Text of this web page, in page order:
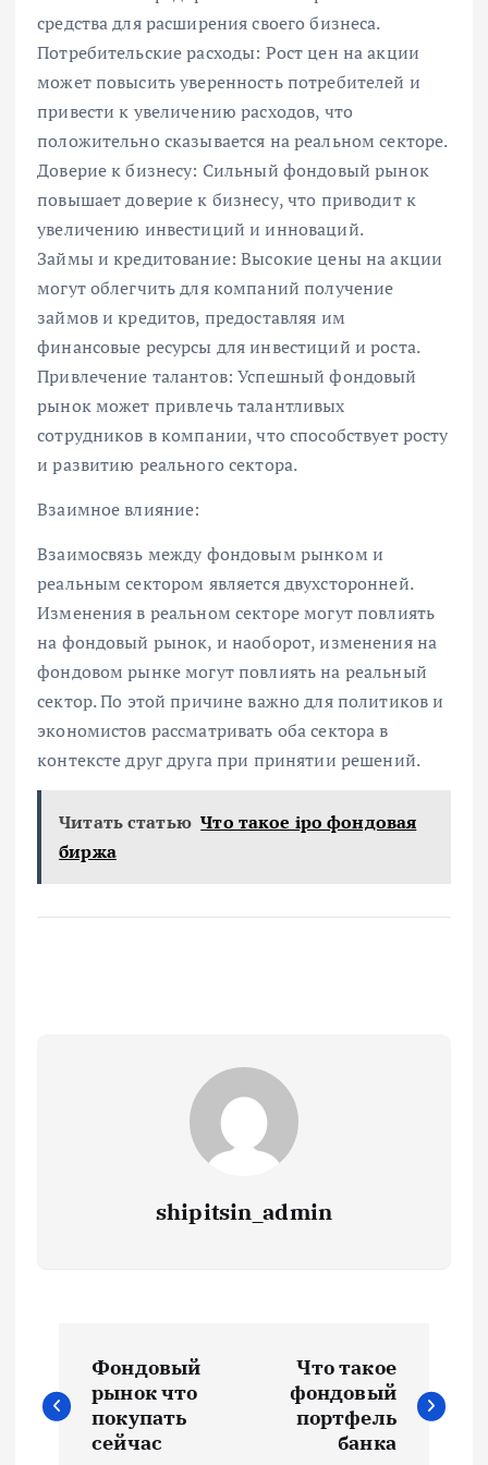
средства для расширения своего бизнеса.
Потребительские расходы: Рост цен на акции
может повысить уверенность потребителей и
привести к увеличению расходов, что
положительно сказывается на реальном секторе.
Доверие к бизнесу: Сильный фондовый рынок
повышает доверие к бизнесу, что приводит к
увеличению инвестиций и инноваций.
Займы и кредитование: Высокие цены на акции
могут облегчить для компаний получение
займов и кредитов, предоставляя им
финансовые ресурсы для инвестиций и роста.
Привлечение талантов: Успешный фондовый
рынок может привлечь талантливых
сотрудников в компании, что способствует росту
и развитию реального сектора.
Взаимное влияние:
Взаимосвязь между фондовым рынком и
реальным сектором является двухсторонней.
Изменения в реальном секторе могут повлиять
на фондовый рынок, и наоборот, изменения на
фондовом рынке могут повлиять на реальный
сектор. По этой причине важно для политиков и
экономистов рассматривать оба сектора в
контексте друг друга при принятии решений.
Читать статью Что такое ipo фондовая
биржа
shipitsin_admin
а
Фондовый
рынок что
покупать
сейчас
Что такое
фондовый
портфель
банка